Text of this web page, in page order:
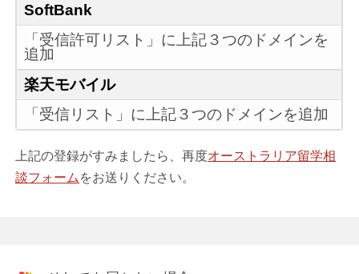
SoftBank
「受信許可リスト」に上記３つのドメインを
追加
楽天モバイル
「受信リスト」に上記３つのドメインを追加
上記の登録がすみましたら、再度オーストラリア留学相
談フォーム をお送りください。